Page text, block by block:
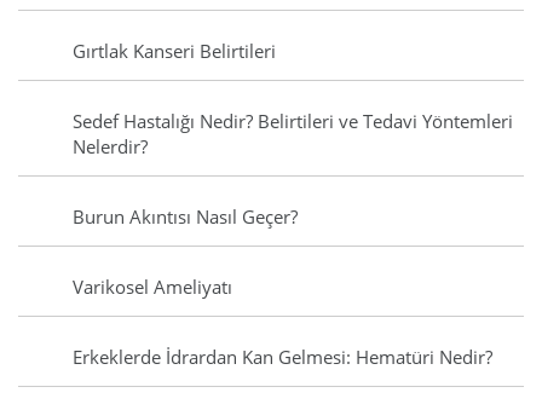
Gırtlak Kanseri Belirtileri
Sedef Hastalığı Nedir? Belirtileri ve Tedavi Yöntemleri
Nelerdir?
Burun Akıntısı Nasıl Geçer?
Varikosel Ameliyatı
Erkeklerde İdrardan Kan Gelmesi: Hematüri Nedir?